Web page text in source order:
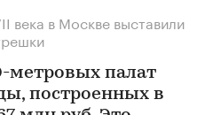
века в Москве выставили
метровых палат
построенных в